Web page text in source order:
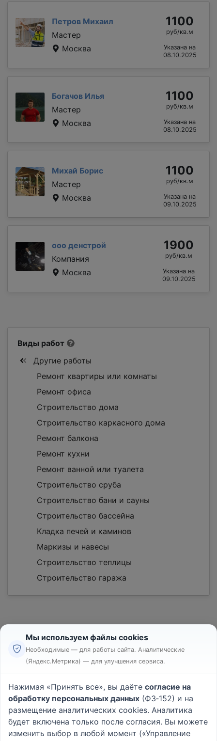
Петров Михаил
Мастер
Москва
1100
руб/кв.м
Указана на
08.10.2025
Богачов Илья
Мастер
Москва
1100
руб/кв.м
Указана на
08.10.2025
Михай Борис
Мастер
Москва
1100
руб/кв.м
Указана на
09.10.2025
ооо денстрой
Компания
Москва
1900
руб/кв.м
Указана на
09.10.2025
Виды работ
Другие работы
Ремонт квартиры или комнаты
Ремонт офиса
Строительство дома
Строительство каркасного дома
Ремонт балкона
Ремонт кухни
Ремонт ванной или туалета
Строительство сруба
Строительство бани и сауны
Строительство бассейна
Кладка печей и каминов
Маркизы и навесы
Строительство теплицы
Строительство гаража
Реклама
Пользовательское соглашение
Политика конфиденциальности
Вопрос - Ответ|О проекте
Мы используем файлы cookies
Необходимые — для работы сайта. Аналитические
(Яндекс.Метрика) — для улучшения сервиса.
Нажимая «Принять все», вы даёте согласие на
обработку персональных данных (ФЗ‑152) и на
размещение аналитических cookies. Аналитика
будет включена только после согласия. Вы можете
изменить выбор в любой момент («Управление